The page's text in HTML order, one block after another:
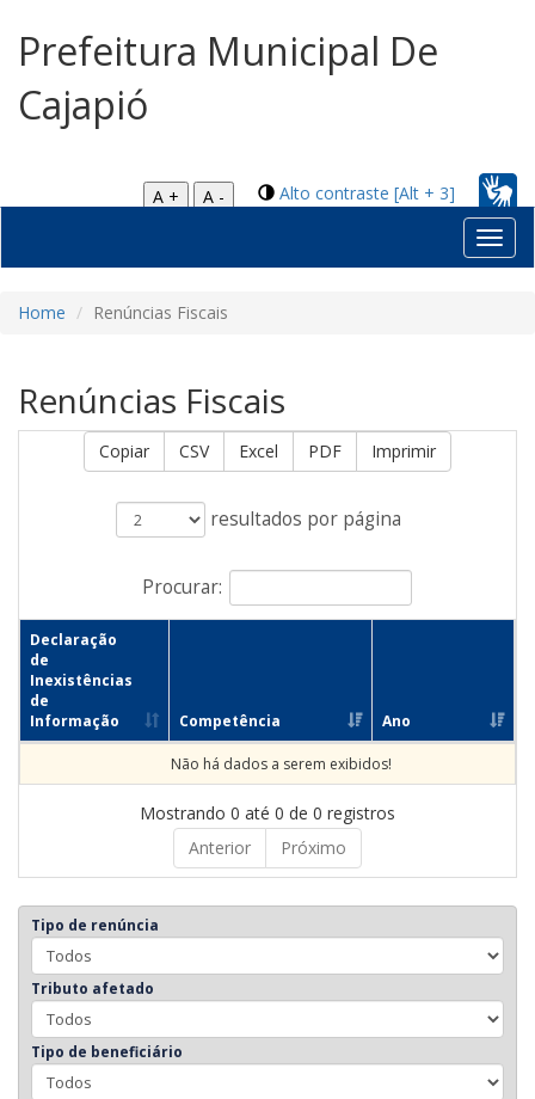
Prefeitura Municipal De
Cajapió
Alto contraste [Alt + 3]
A +
A -
Home Renúncias Fiscais
Renúncias Fiscais
Copiar CSV Excel PDF Imprimir
resultados por página
Procurar:
Declaração
de
Inexistências
de
Informação
Competência Ano
Não há dados a serem exibidos!
Mostrando 0 até 0 de 0 registros
Anterior
Próximo
Tipo de renúncia
Tributo afetado
Tipo de beneficiário